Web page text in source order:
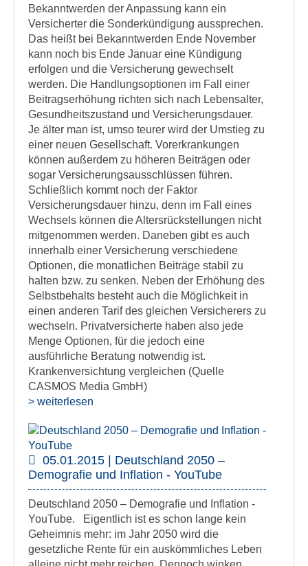
Bekanntwerden der Anpassung kann ein
Versicherter die Sonderkündigung aussprechen.
Das heißt bei Bekanntwerden Ende November
kann noch bis Ende Januar eine Kündigung
erfolgen und die Versicherung gewechselt
werden. Die Handlungsoptionen im Fall einer
Beitragserhöhung richten sich nach Lebensalter,
Gesundheitszustand und Versicherungsdauer.
Je älter man ist, umso teurer wird der Umstieg zu
einer neuen Gesellschaft. Vorerkrankungen
können außerdem zu höheren Beiträgen oder
sogar Versicherungsausschlüssen führen.
Schließlich kommt noch der Faktor
Versicherungsdauer hinzu, denn im Fall eines
Wechsels können die Altersrückstellungen nicht
mitgenommen werden. Daneben gibt es auch
innerhalb einer Versicherung verschiedene
Optionen, die monatlichen Beiträge stabil zu
halten bzw. zu senken. Neben der Erhöhung des
Selbstbehalts besteht auch die Möglichkeit in
einen anderen Tarif des gleichen Versicherers zu
wechseln. Privatversicherte haben also jede
Menge Optionen, für die jedoch eine
ausführliche Beratung notwendig ist.
Krankenversichtung vergleichen (Quelle
CASMOS Media GmbH)
> weiterlesen
05.01.2015 | Deutschland 2050 –
Demografie und Inflation - YouTube
Deutschland 2050 – Demografie und Inflation -
YouTube. Eigentlich ist es schon lange kein
Geheimnis mehr: im Jahr 2050 wird die
gesetzliche Rente für ein auskömmliches Leben